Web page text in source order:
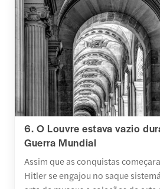
6. O Louvre estava vazio
Guerra Mundial
Assim que as conquistas
Hitler se engajou no saque